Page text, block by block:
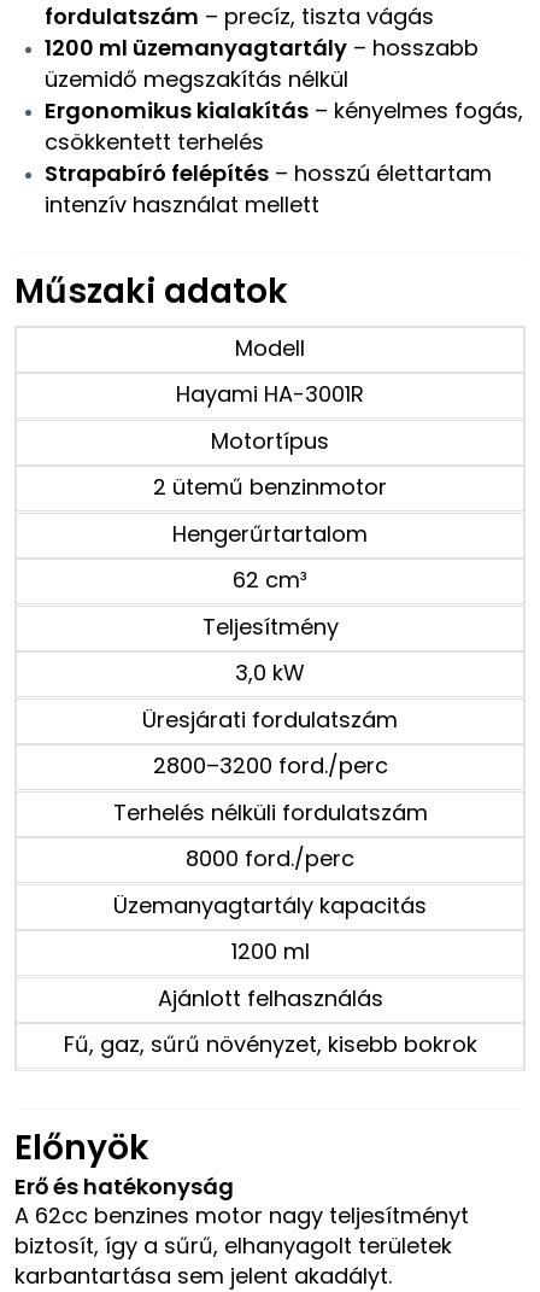
fordulatszám – precíz, tiszta vágás
1200 ml üzemanyagtartály – hosszabb
üzemidő megszakítás nélkül
Ergonomikus kialakítás – kényelmes fogás,
csökkentett terhelés
Strapabíró felépítés – hosszú élettartam
intenzív használat mellett
Műszaki adatok
Modell
Hayami HA-3001R
Motortípus
2 ütemű benzinmotor
Hengerűrtartalom
62 cm³
Teljesítmény
3,0 kW
Üresjárati fordulatszám
2800–3200 ford./perc
Terhelés nélküli fordulatszám
8000 ford./perc
Üzemanyagtartály kapacitás
1200 ml
Ajánlott felhasználás
Fű, gaz, sűrű növényzet, kisebb bokrok
Előnyök
Erő és hatékonyság
A 62cc benzines motor nagy teljesítményt
biztosít, így a sűrű, elhanyagolt területek
karbantartása sem jelent akadályt.